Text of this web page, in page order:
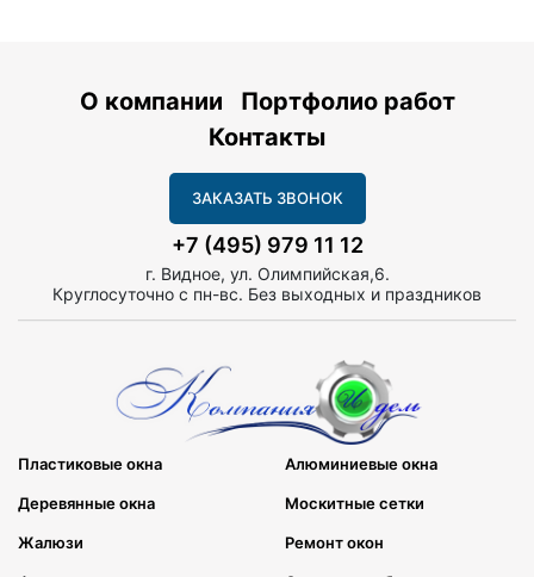
О компании
Портфолио работ
Контакты
ЗАКАЗАТЬ ЗВОНОК
+7 (495) 979 11 12
г. Видное, ул. Олимпийская,6.
Круглосуточно с пн-вс. Без выходных и праздников
Пластиковые окна Алюминиевые окна
Деревянные окна Москитные сетки
Жалюзи Ремонт окон